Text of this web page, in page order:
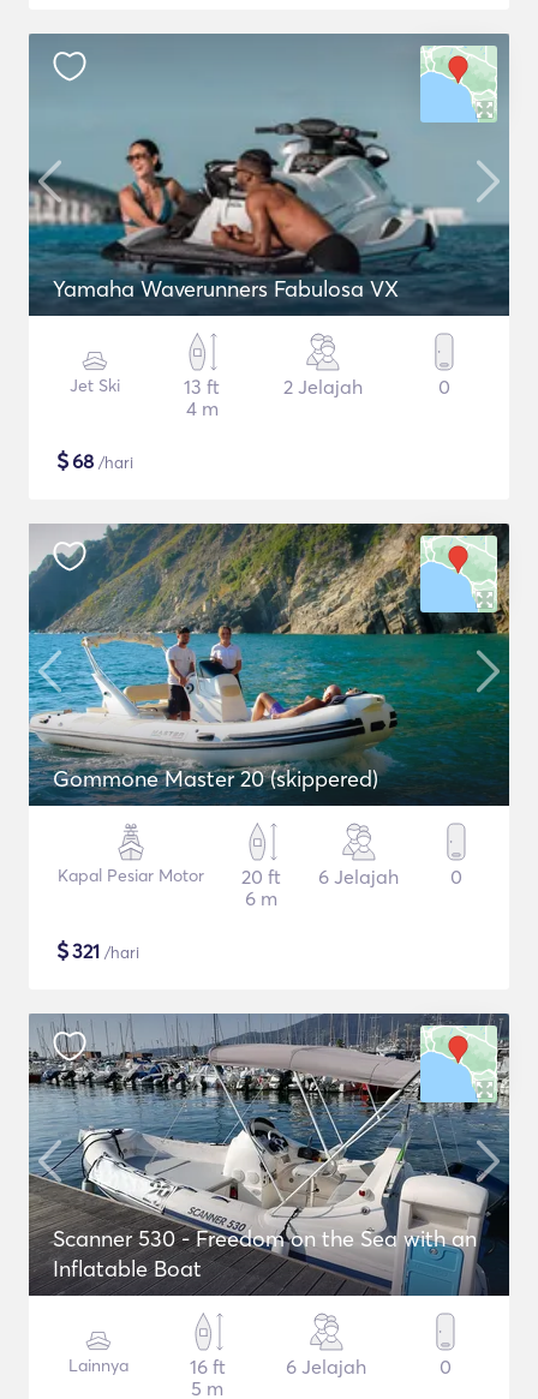
Yamaha Waverunners Fabulosa VX
Jet Ski
13 ft
4 m
2 Jelajah 0
$68 /hari
Gommone Master 20 (skippered)
Kapal Pesiar Motor
20 ft
6 m
6 Jelajah 0
$321 /hari
Scanner 530 - Freedom on the Sea with an
Inflatable Boat
Lainnya
16 ft
5 m
6 Jelajah 0